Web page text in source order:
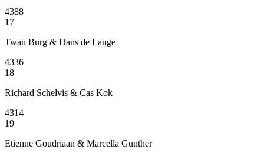
4388
17
Twan Burg & Hans de Lange
4336
18
Richard Schelvis & Cas Kok
4314
19
Etienne Goudriaan & Marcella Gunther